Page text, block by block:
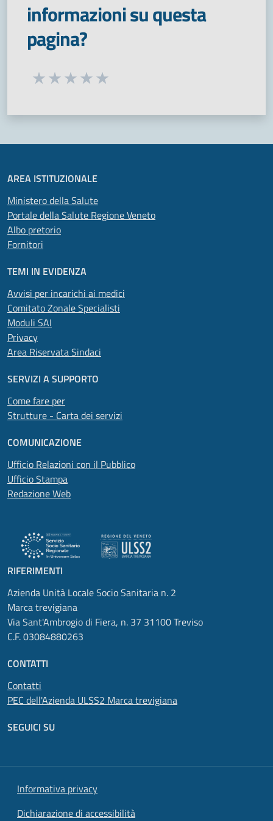
informazioni su questa
pagina?
Seleziona una valutazione da 1 a 5 stelle
AREA ISTITUZIONALE
Ministero della Salute
Portale della Salute Regione Veneto
Albo pretorio
Fornitori
TEMI IN EVIDENZA
Avvisi per incarichi ai medici
Comitato Zonale Specialisti
Moduli SAI
Privacy
Area Riservata Sindaci
SERVIZI A SUPPORTO
Come fare per
Strutture - Carta dei servizi
COMUNICAZIONE
Ufficio Relazioni con il Pubblico
Ufficio Stampa
Redazione Web
RIFERIMENTI
Azienda Unità Locale Socio Sanitaria n. 2
Marca trevigiana
Via Sant'Ambrogio di Fiera, n. 37 31100 Treviso
C.F. 03084880263
CONTATTI
Contatti
PEC dell'Azienda ULSS2 Marca trevigiana
SEGUICI SU
Informativa privacy
Dichiarazione di accessibilità